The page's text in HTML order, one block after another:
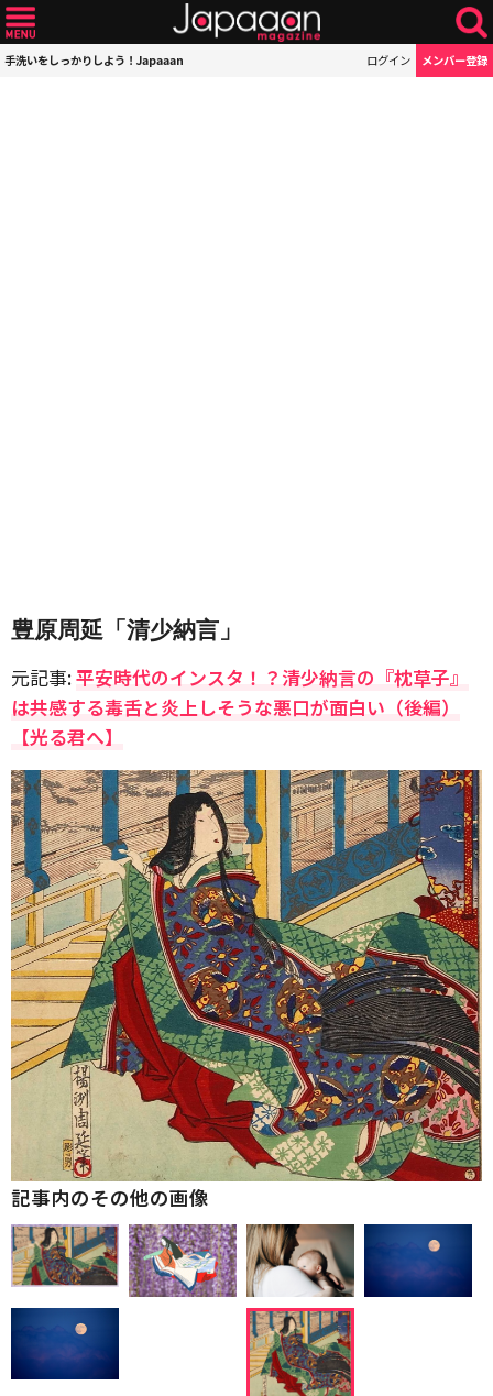
手洗いをしっかりしよう！Japaaan ログイン メンバー登録
豊原周延「清少納言」
元記事:平安時代のインスタ！？清少納言の『枕草子』
は共感する毒舌と炎上しそうな悪口が面白い（後編）
【光る君へ】
記事内のその他の画像